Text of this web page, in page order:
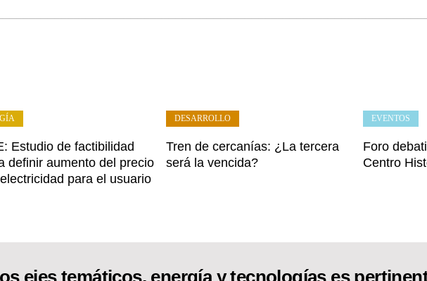
Estudio de factibilidad
definir aumento del precio
para el usuario
Tren de cercanías: ¿La tercera
será la vencida?
DESARROLLO
Foro
Centro
EVENTOS
ejes temáticos, energía y tecnologías es